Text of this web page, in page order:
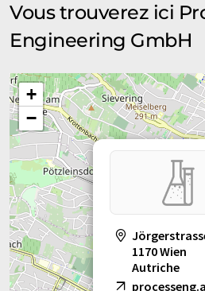
Vous trouverez ici
Engineering GmbH
1170 Wien
Autriche
+
−